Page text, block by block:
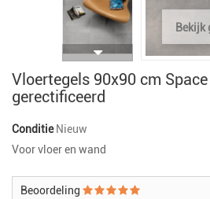
Bekijk
Vloertegels 90x90 cm
gerectificeerd
Conditie Nieuw
Voor vloer en wand
Beoordeling